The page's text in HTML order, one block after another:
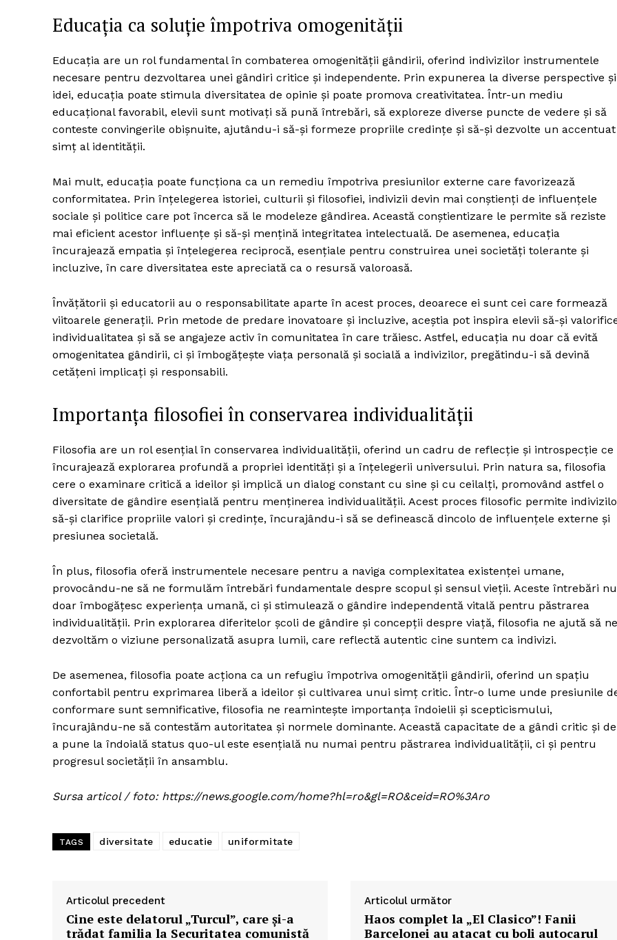
Educația ca soluție împotriva omogenității
Educația are un rol fundamental în combaterea omogenității gândirii, oferind indivizilor instrumentele
necesare pentru dezvoltarea unei gândiri critice și independente. Prin expunerea la diverse perspective și
idei, educația poate stimula diversitatea de opinie și poate promova creativitatea. Într-un mediu
educațional favorabil, elevii sunt motivați să pună întrebări, să exploreze diverse puncte de vedere și să
conteste convingerile obișnuite, ajutându-i să-și formeze propriile credințe și să-și dezvolte un accentuat
simț al identității.
Mai mult, educația poate funcționa ca un remediu împotriva presiunilor externe care favorizează
conformitatea. Prin înțelegerea istoriei, culturii și filosofiei, indivizii devin mai conștienți de influențele
sociale și politice care pot încerca să le modeleze gândirea. Această conștientizare le permite să reziste
mai eficient acestor influențe și să-și mențină integritatea intelectuală. De asemenea, educația
încurajează empatia și înțelegerea reciprocă, esențiale pentru construirea unei societăți tolerante și
incluzive, în care diversitatea este apreciată ca o resursă valoroasă.
Învățătorii și educatorii au o responsabilitate aparte în acest proces, deoarece ei sunt cei care formează
viitoarele generații. Prin metode de predare inovatoare și incluzive, aceștia pot inspira elevii să-și
individualitatea și să se angajeze activ în comunitatea în care trăiesc. Astfel, educația nu doar că evită
omogenitatea gândirii, ci și îmbogățește viața personală și socială a indivizilor, pregătindu-i să devină
cetățeni implicați și responsabili.
Importanța filosofiei în conservarea individualității
Filosofia are un rol esențial în conservarea individualității, oferind un cadru de reflecție și introspecție ce
încurajează explorarea profundă a propriei identități și a înțelegerii universului. Prin natura sa, filosofia
cere o examinare critică a ideilor și implică un dialog constant cu sine și cu ceilalți, promovând astfel o
diversitate de gândire esențială pentru menținerea individualității. Acest proces filosofic permite
să-și clarifice propriile valori și credințe, încurajându-i să se definească dincolo de influențele externe și
presiunea societală.
În plus, filosofia oferă instrumentele necesare pentru a naviga complexitatea existenței umane,
provocându-ne să ne formulăm întrebări fundamentale despre scopul și sensul vieții. Aceste întrebări nu
doar îmbogățesc experiența umană, ci și stimulează o gândire independentă vitală pentru păstrarea
individualității. Prin explorarea diferitelor școli de gândire și concepții despre viață, filosofia ne ajută să ne
dezvoltăm o viziune personalizată asupra lumii, care reflectă autentic cine suntem ca indivizi.
De asemenea, filosofia poate acționa ca un refugiu împotriva omogenității gândirii, oferind un spațiu
confortabil pentru exprimarea liberă a ideilor și cultivarea unui simț critic. Într-o lume unde presiunile
conformare sunt semnificative, filosofia ne reamintește importanța îndoielii și scepticismului,
încurajându-ne să contestăm autoritatea și normele dominante. Această capacitate de a gândi critic și de
a pune la îndoială status quo-ul este esențială nu numai pentru păstrarea individualității, ci și pentru
progresul societății în ansamblu.
Sursa articol / foto: https://news.google.com/home?hl=ro&gl=RO&ceid=RO%3Aro
TAGS diversitate educatie uniformitate
Articolul precedent
Cine este delatorul „Turcul”, care și-a
trădat familia la Securitatea comunistă
Articolul următor
Haos complet la „El Clasico”! Fanii
Barcelonei au atacat cu boli autocarul